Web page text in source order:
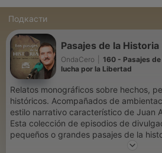
Подкасти
Pasajes de la Historia
OndaCero
160 - Pasajes
lucha por la Libertad
Relatos monográficos sobre hechos,
históricos. Acompañados de
estilo narrativo característico de Juan
Esta colección de episodios de
pequeños o grandes pasajes de la
española, presentados como